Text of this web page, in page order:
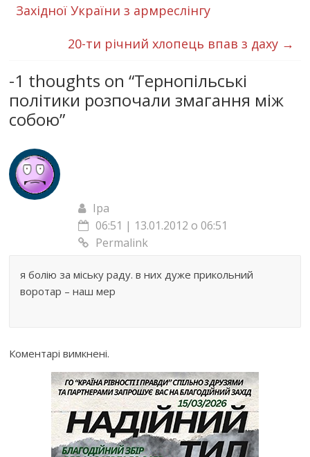
Західної України з армреслінгу
20-ти річний хлопець впав з даху →
-1 thoughts on “Тернопільські
політики розпочали змагання між
собою”
Іра
06:51 | 13.01.2012 о 06:51
Permalink
я болію за міську раду. в них дуже прикольний
воротар – наш мер
Коментарі вимкнені.